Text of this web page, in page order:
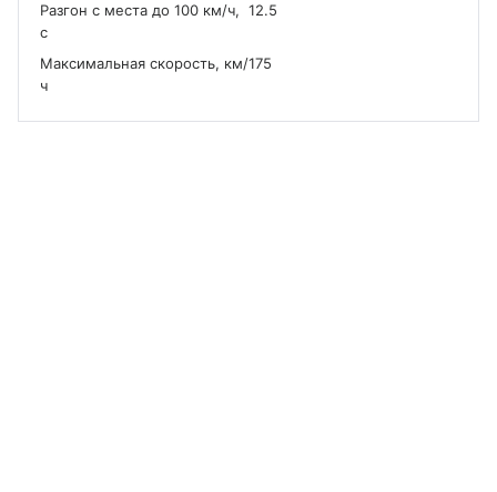
Разгон с места до 100 км/ч,
с
12.5
Максимальная скорость, км/
ч
175